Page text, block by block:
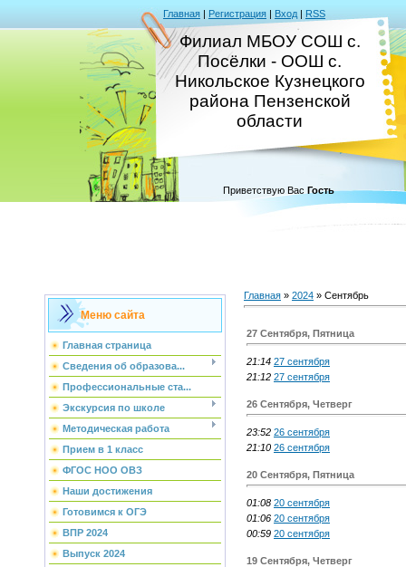
Главная | Регистрация | Вход | RSS
Филиал МБОУ СОШ с.
Посёлки - ООШ с.
Никольское Кузнецкого
района Пензенской
области
Приветствую Вас Гость
Меню сайта
Главная страница
Сведения об образова...
Профессиональные ста...
Экскурсия по школе
Методическая работа
Прием в 1 класс
ФГОС НОО ОВЗ
Наши достижения
Готовимся к ОГЭ
ВПР 2024
Выпуск 2024
Главная » 2024 » Сентябрь
27 Сентября, Пятница
21:14 27 сентября
21:12 27 сентября
26 Сентября, Четверг
23:52 26 сентября
21:10 26 сентября
20 Сентября, Пятница
01:08 20 сентября
01:06 20 сентября
00:59 20 сентября
19 Сентября, Четверг